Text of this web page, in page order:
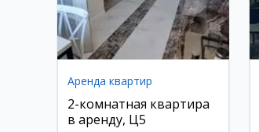
Аренда квартир
2-комнатная квартира
в аренду, Ц5